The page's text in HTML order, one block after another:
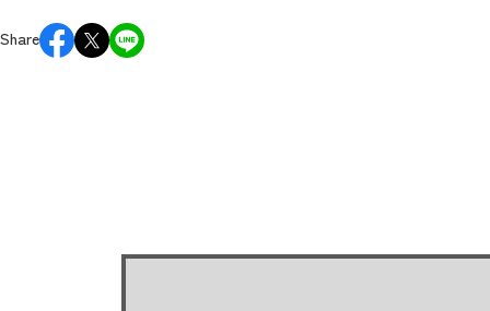
Share